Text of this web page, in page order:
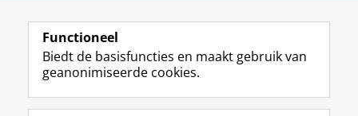
a
l
Laatst gewijzigd: 03 februari 2026 12:07
Volg de RUG
F
L
R I
Y
Functioneel
Biedt de basisfuncties en maakt gebruik van
geanonimiseerde cookies.